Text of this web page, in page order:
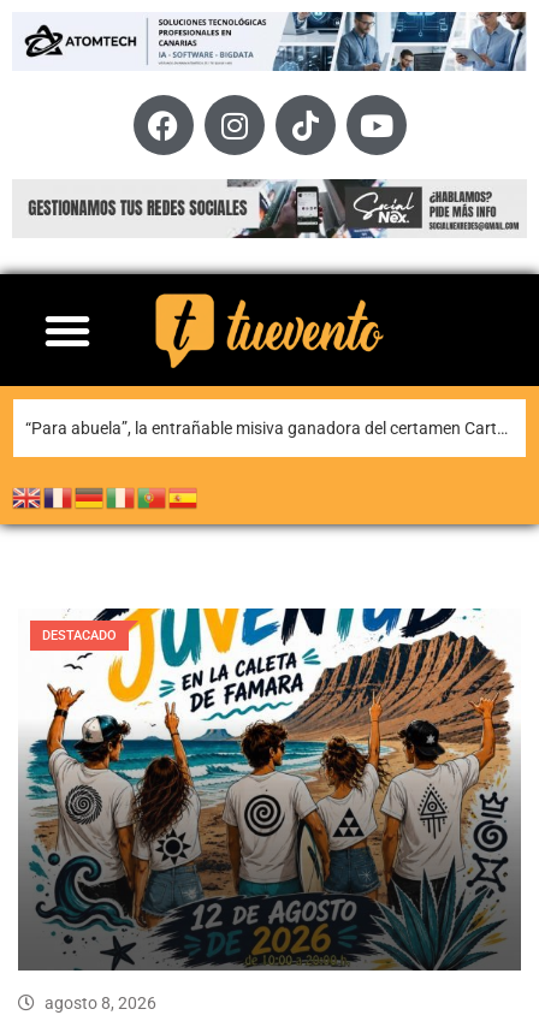
Teguise honra a Nuestra Señora de Las Nieves en la tradicional misa en la ermita
DESTACADO
agosto 8, 2026